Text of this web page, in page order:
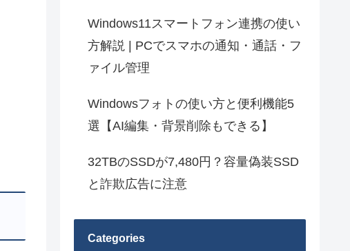
Windows11スマートフォン連携の使い
方解説 | PCでスマホの通知・通話・フ
ァイル管理
Windowsフォトの使い方と便利機能5
選【AI編集・背景削除もできる】
32TBのSSDが7,480円？容量偽装SSD
と詐欺広告に注意
Categories